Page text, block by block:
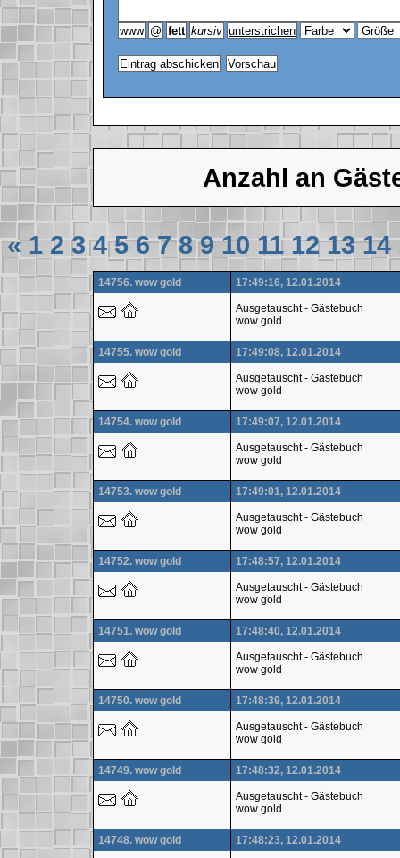
Anzahl an
« 1 2 3 4 5 6 7 8 9 10 11 12 13 14
14756. wow gold 17:49:16, 12.01.2014
Ausgetauscht - Gästebuch
wow gold
14755. wow gold 17:49:08, 12.01.2014
Ausgetauscht - Gästebuch
wow gold
14754. wow gold 17:49:07, 12.01.2014
Ausgetauscht - Gästebuch
wow gold
14753. wow gold 17:49:01, 12.01.2014
Ausgetauscht - Gästebuch
wow gold
14752. wow gold 17:48:57, 12.01.2014
Ausgetauscht - Gästebuch
wow gold
14751. wow gold 17:48:40, 12.01.2014
Ausgetauscht - Gästebuch
wow gold
14750. wow gold 17:48:39, 12.01.2014
Ausgetauscht - Gästebuch
wow gold
14749. wow gold 17:48:32, 12.01.2014
Ausgetauscht - Gästebuch
wow gold
14748. wow gold 17:48:23, 12.01.2014